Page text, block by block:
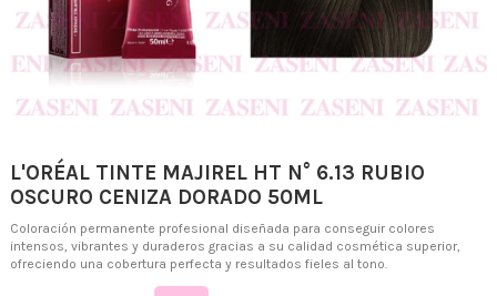
L'ORÉAL TINTE MAJIREL HT N° 6.13 RUBIO
OSCURO CENIZA DORADO 50ML
Coloración permanente profesional diseñada para conseguir colores
intensos, vibrantes y duraderos gracias a su calidad cosmética superior,
ofreciendo una cobertura perfecta y resultados fieles al tono.